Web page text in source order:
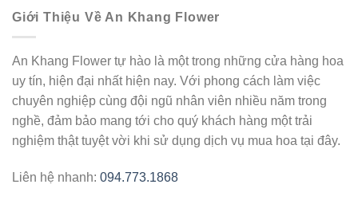
Giới Thiệu Về An Khang Flower
An Khang Flower tự hào là một trong những cửa hàng hoa
uy tín, hiện đại nhất hiện nay. Với phong cách làm việc
chuyên nghiệp cùng đội ngũ nhân viên nhiều năm trong
nghề, đảm bảo mang tới cho quý khách hàng một trải
nghiệm thật tuyệt vời khi sử dụng dịch vụ mua hoa tại đây.
Liên hệ nhanh: 094.773.1868